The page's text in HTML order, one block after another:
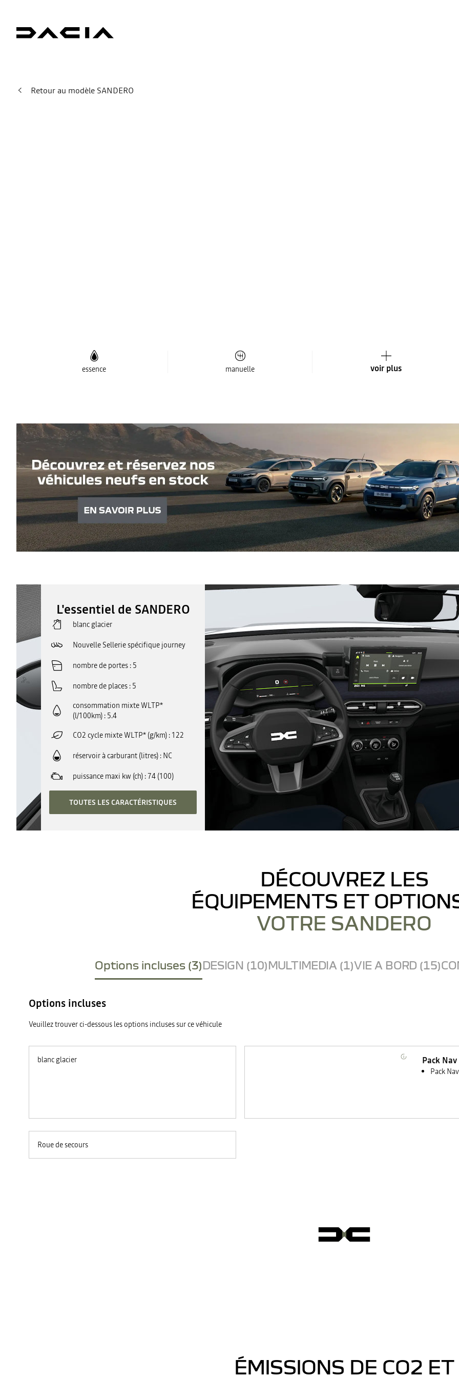
Retour au modèle SANDERO
essence manuelle voir plus
L'essentiel de SANDERO
blanc glacier
Nouvelle Sellerie spécifique journey
nombre de portes 5
nombre de places 5
consommation mixte WLTP*
(l/100km) 5.4
CO2 cycle mixte WLTP* (g/km) 122
réservoir à carburant (litres) NC
puissance maxi kw (ch) 74 (100)
TOUTES LES CARACTÉRISTIQUES
DÉCOUVREZ LES
ÉQUIPEMENTS ET
VOTRE SANDERO
Options incluses (3)DESIGN (10)MULTIMEDIA (1)VIE A BORD (15)
Options incluses
Veuillez trouver ci-dessous les options incluses sur ce véhicule
blanc glacier Pack Nav
Pack
Roue de secours
ÉMISSIONS DE CO2 ET